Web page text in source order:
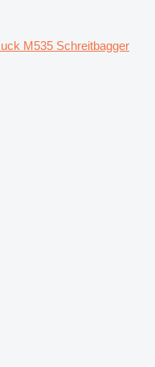
M535 Schreitbagger